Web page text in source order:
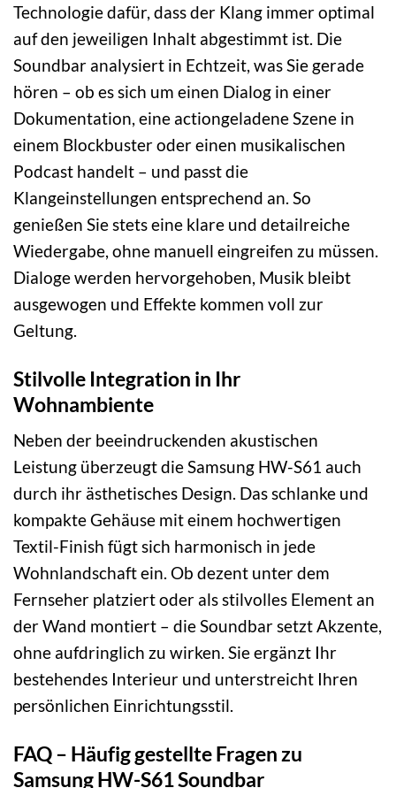
Technologie dafür, dass der Klang immer optimal
auf den jeweiligen Inhalt abgestimmt ist. Die
Soundbar analysiert in Echtzeit, was Sie gerade
hören – ob es sich um einen Dialog in einer
Dokumentation, eine actiongeladene Szene in
einem Blockbuster oder einen musikalischen
Podcast handelt – und passt die
Klangeinstellungen entsprechend an. So
genießen Sie stets eine klare und detailreiche
Wiedergabe, ohne manuell eingreifen zu müssen.
Dialoge werden hervorgehoben, Musik bleibt
ausgewogen und Effekte kommen voll zur
Geltung.
Stilvolle Integration in Ihr
Wohnambiente
Neben der beeindruckenden akustischen
Leistung überzeugt die Samsung HW-S61 auch
durch ihr ästhetisches Design. Das schlanke und
kompakte Gehäuse mit einem hochwertigen
Textil-Finish fügt sich harmonisch in jede
Wohnlandschaft ein. Ob dezent unter dem
Fernseher platziert oder als stilvolles Element an
der Wand montiert – die Soundbar setzt Akzente,
ohne aufdringlich zu wirken. Sie ergänzt Ihr
bestehendes Interieur und unterstreicht Ihren
persönlichen Einrichtungsstil.
FAQ – Häufig gestellte Fragen zu
Samsung HW-S61 Soundbar